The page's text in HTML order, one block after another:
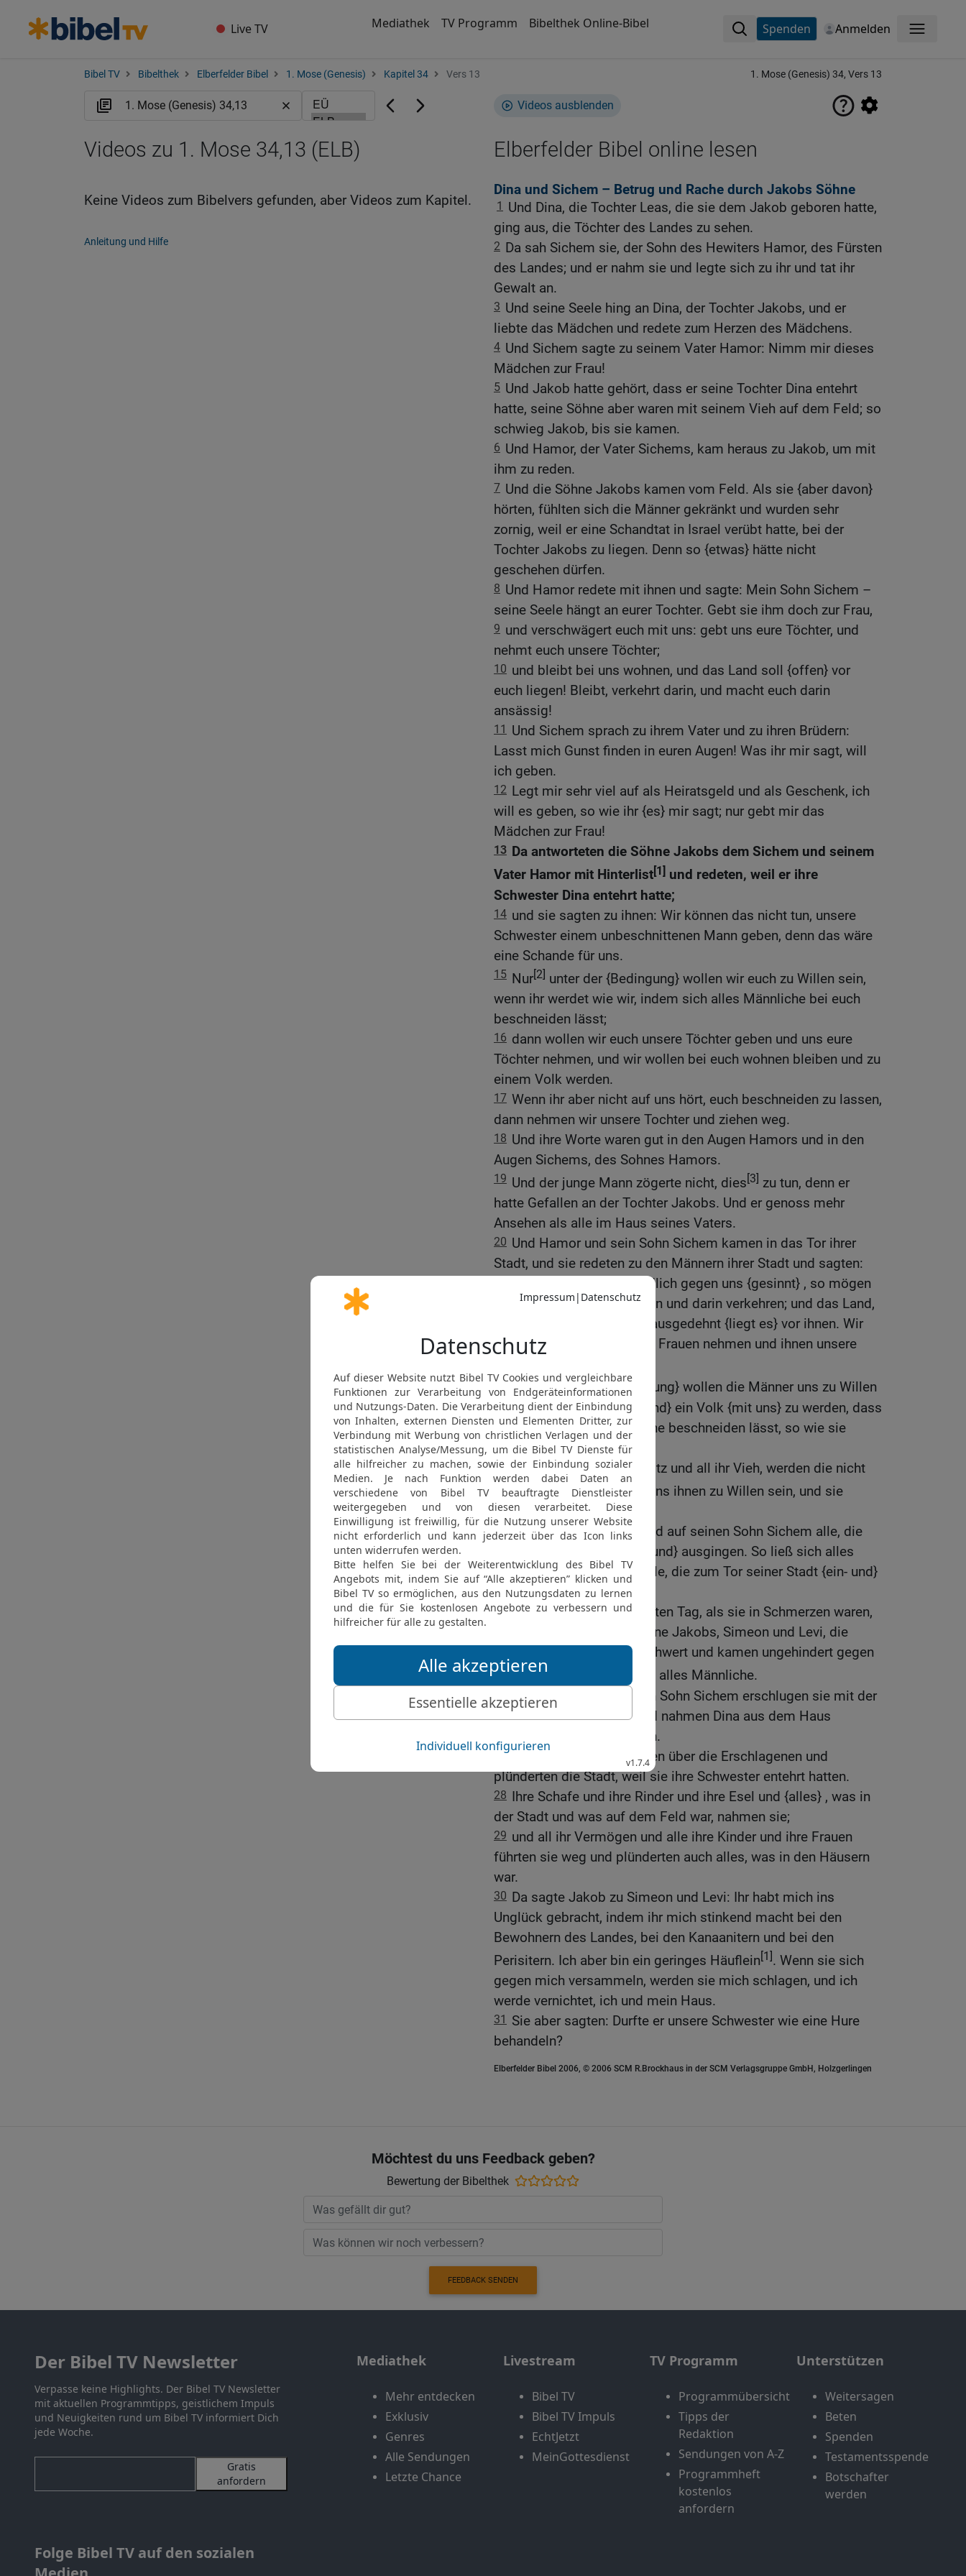
Live TV Mediathek TV Programm Bibelthek Online-Bibel Spenden Anmelden Menü
Bibel TV Bibelthek Elberfelder Bibel 1. Mose (Genesis) Kapitel 34 Vers 13 1. Mose (Genesis) 34, Vers 13
Videos ausblenden
Elberfelder Bibel online lesen
Dina und Sichem – Betrug und Rache durch Jakobs Söhne
1
Und Dina, die Tochter Leas, die sie dem Jakob geboren hatte,
ging aus, die Töchter des Landes zu sehen.
2 Da sah Sichem sie, der Sohn des Hewiters Hamor, des Fürsten
des Landes; und er nahm sie und legte sich zu ihr und tat ihr
Gewalt an.
3 Und seine Seele hing an Dina, der Tochter Jakobs, und er
liebte das Mädchen und redete zum Herzen des Mädchens.
4 Und Sichem sagte zu seinem Vater Hamor: Nimm mir dieses
Mädchen zur Frau!
5 Und Jakob hatte gehört, dass er seine Tochter Dina entehrt
hatte, seine Söhne aber waren mit seinem Vieh auf dem Feld; so
schwieg Jakob, bis sie kamen.
6 Und Hamor, der Vater Sichems, kam heraus zu Jakob, um mit
ihm zu reden.
7 Und die Söhne Jakobs kamen vom Feld. Als sie {aber davon}
hörten, fühlten sich die Männer gekränkt und wurden sehr
zornig, weil er eine Schandtat in Israel verübt hatte, bei der
Tochter Jakobs zu liegen. Denn so {etwas} hätte nicht
geschehen dürfen.
8 Und Hamor redete mit ihnen und sagte: Mein Sohn Sichem –
seine Seele hängt an eurer Tochter. Gebt sie ihm doch zur Frau,
9 und verschwägert euch mit uns: gebt uns eure Töchter, und
nehmt euch unsere Töchter;
10 und bleibt bei uns wohnen, und das Land soll {offen} vor
euch liegen! Bleibt, verkehrt darin, und macht euch darin
ansässig!
11
Und Sichem sprach zu ihrem Vater und zu ihren Brüdern:
Lasst mich Gunst finden in euren Augen! Was ihr mir sagt, will
ich geben.
12 Legt mir sehr viel auf als Heiratsgeld und als Geschenk, ich
will es geben, so wie ihr {es} mir sagt; nur gebt mir das
Mädchen zur Frau!
13 Da antworteten die Söhne Jakobs dem Sichem und seinem
Vater Hamor mit Hinterlist[1] und redeten, weil er ihre
Schwester Dina entehrt hatte;
14 und sie sagten zu ihnen: Wir können das nicht tun, unsere
Schwester einem unbeschnittenen Mann geben, denn das wäre
eine Schande für uns.
15 Nur[2] unter der {Bedingung} wollen wir euch zu Willen sein,
wenn ihr werdet wie wir, indem sich alles Männliche bei euch
beschneiden lässt;
16 dann wollen wir euch unsere Töchter geben und uns eure
Töchter nehmen, und wir wollen bei euch wohnen bleiben und zu
einem Volk werden.
17 Wenn ihr aber nicht auf uns hört, euch beschneiden zu lassen,
dann nehmen wir unsere Tochter und ziehen weg.
18 Und ihre Worte waren gut in den Augen Hamors und in den
Augen Sichems, des Sohnes Hamors.
19 Und der junge Mann zögerte nicht, dies[3] zu tun, denn er
hatte Gefallen an der Tochter Jakobs. Und er genoss mehr
Ansehen als alle im Haus seines Vaters.
20 Und Hamor und sein Sohn Sichem kamen in das Tor ihrer
Stadt, und sie redeten zu den Männern ihrer Stadt und sagten:
Diese Männer sind friedlich gegen uns {gesinnt} , so mögen
sie im Land wohnen bleiben und darin verkehren; und das Land,
siehe, nach beiden Seiten ausgedehnt {liegt es} vor ihnen. Wir
wollen uns ihre Töchter als Frauen nehmen und ihnen unsere
22 Nur[2]unter der {Bedingung} wollen die Männer uns zu Willen
sein, bei uns zu wohnen {und} ein Volk {mit uns} zu werden, dass
sich bei uns alles Männliche beschneiden lässt, so wie sie
beschnitten sind.
23 Ihre Herden und ihr Besitz und all ihr Vieh, werden die nicht
uns gehören? Nur[2] lasst uns ihnen zu Willen sein, und sie
werden bei uns wohnen.
24 Da hörten auf Hamor und auf seinen Sohn Sichem alle, die
zum Tor seiner Stadt {ein- und} ausgingen. So ließ sich alles
Männliche beschneiden, alle, die zum Tor seiner Stadt {ein- und}
ausgingen.
25 Und es geschah am dritten Tag, als sie in Schmerzen waren,
da nahmen die beiden Söhne Jakobs, Simeon und Levi, die
Brüder Dinas, jeder sein Schwert und kamen ungehindert gegen
die Stadt
und erschlugen alles Männliche.
Auch Hamor und seinen Sohn Sichem erschlugen sie mit der
Schärfe des Schwertes und nahmen Dina aus dem Haus
Sichems und gingen davon.
27 Die Söhne Jakobs kamen über die Erschlagenen und
plünderten die Stadt, weil sie ihre Schwester entehrt hatten.
28 Ihre Schafe und ihre Rinder und ihre Esel und {alles} , was in
der Stadt und was auf dem Feld war, nahmen sie;
29 und all ihr Vermögen und alle ihre Kinder und ihre Frauen
führten sie weg und plünderten auch alles, was in den Häusern
war.
30 Da sagte Jakob zu Simeon und Levi: Ihr habt mich ins
Unglück gebracht, indem ihr mich stinkend macht bei den
Bewohnern des Landes, bei den Kanaanitern und bei den
Perisitern. Ich aber bin ein geringes Häuflein[1]. Wenn sie sich
gegen mich versammeln, werden sie mich schlagen, und ich
werde vernichtet, ich und mein Haus.
31 Sie aber sagten: Durfte er unsere Schwester wie eine Hure
behandeln?
Elberfelder Bibel 2006, © 2006 SCM R.Brockhaus in der SCM Verlagsgruppe GmbH, Holzgerlingen
Videos zu 1. Mose 34,13 (ELB)
Keine Videos zum Bibelvers gefunden, aber Videos zum Kapitel.
Anleitung und Hilfe
Möchtest du uns Feedback geben?
Bewertung der Bibelthek
FEEDBACK SENDEN
Der Bibel TV Newsletter
Verpasse keine Highlights. Der Bibel TV Newsletter
mit aktuellen Programmtipps, geistlichem Impuls
und Neuigkeiten rund um Bibel TV informiert Dich
jede Woche.
Gratis
anfordern
Folge Bibel TV auf den sozialen
Mediathek
Mehr entdecken
Exklusiv
Genres
Alle Sendungen
Letzte Chance
Livestream
Bibel TV
Bibel TV Impuls
EchtJetzt
MeinGottesdienst
TV Programm
Programmübersicht
Tipps der
Redaktion
Sendungen von A-Z
Programmheft
kostenlos
anfordern
Unterstützen
Weitersagen
Beten
Spenden
Testamentsspende
Botschafter
werden